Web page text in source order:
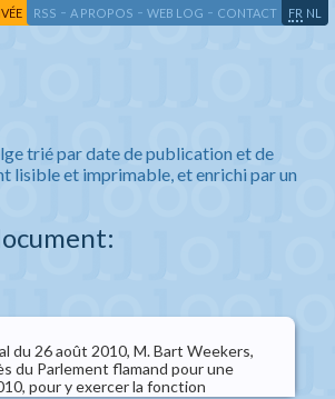
RSS - A PROPOS - WEB LOG - CONTACT FR NL
trié par date de publication et de
lisible et imprimable, et enrichi par un
du 26 août 2010, M. Bart Weekers,
du Parlement flamand pour une
pour y exercer la fonction